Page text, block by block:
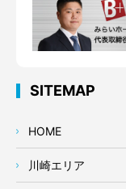
SITEMAP
HOME
川崎エリア